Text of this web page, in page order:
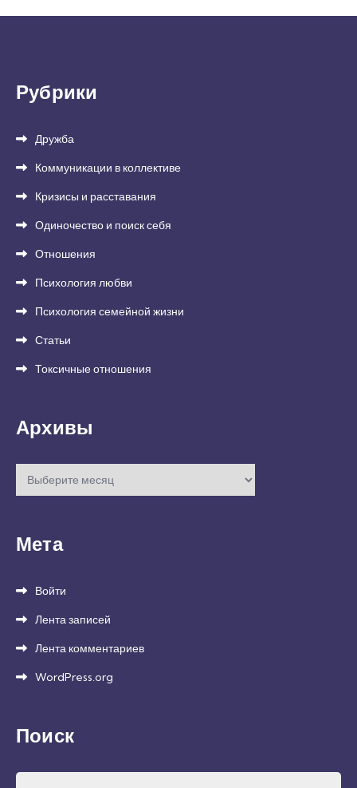
Рубрики
Дружба
Коммуникации в коллективе
Кризисы и расставания
Одиночество и поиск себя
Отношения
Психология любви
Психология семейной жизни
Статьи
Токсичные отношения
Архивы
Архивы
Мета
Войти
Лента записей
Лента комментариев
WordPress.org
Поиск